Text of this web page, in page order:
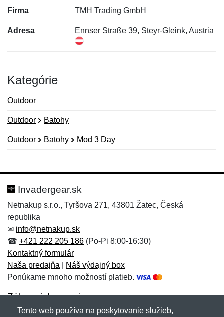
Firma TMH Trading GmbH
Adresa Ennser Straße 39, Steyr-Gleink, Austria
Kategórie
Outdoor
Outdoor Batohy
Outdoor Batohy Mod 3 Day
Hodnotenie:
Meno:*
E-mail:
Meno:
E-mail:*
Správa*
Invadergear.sk
Netnakup s.r.o., Tyršova 271, 43801 Žatec, Česká
republika
✉ info@netnakup.sk
☎ +421 222 205 186 (Po-Pi 8:00-16:30)
Kontaktný formulár
Naša predajňa
Náš výdajný box
Ponúkame mnoho možností platieb.
Zákaznícky servis
Novinky emailom
Tento web používa na poskytovanie služieb,